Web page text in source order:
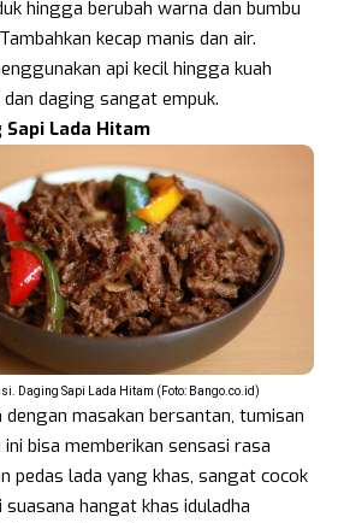
hingga berubah warna dan bumbu
kecap manis dan air.
api kecil hingga kuah
daging sangat empuk.
Sapi Lada Hitam
Daging Sapi Lada Hitam (Foto: Bango.co.id)
dengan masakan bersantan, tumisan
bisa memberikan sensasi rasa
pedas lada yang khas, sangat cocok
suasana hangat khas iduladha